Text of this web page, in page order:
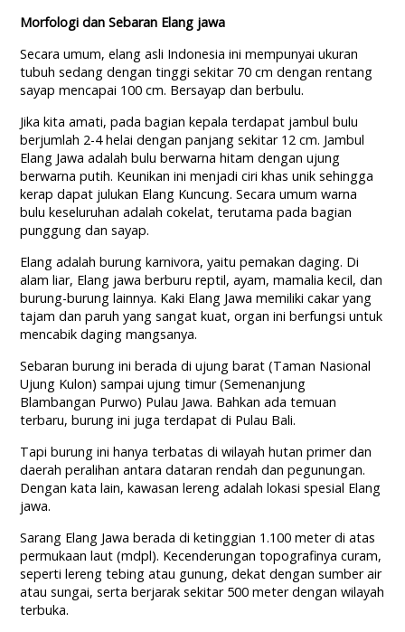
Morfologi dan Sebaran Elang jawa
Secara umum, elang asli Indonesia ini mempunyai ukuran
tubuh sedang dengan tinggi sekitar 70 cm dengan rentang
sayap mencapai 100 cm. Bersayap dan berbulu.
Jika kita amati, pada bagian kepala terdapat jambul bulu
berjumlah 2-4 helai dengan panjang sekitar 12 cm. Jambul
Elang Jawa adalah bulu berwarna hitam dengan ujung
berwarna putih. Keunikan ini menjadi ciri khas unik sehingga
kerap dapat julukan Elang Kuncung. Secara umum warna
bulu keseluruhan adalah cokelat, terutama pada bagian
punggung dan sayap.
Elang adalah burung karnivora, yaitu pemakan daging. Di
alam liar, Elang jawa berburu reptil, ayam, mamalia kecil, dan
burung-burung lainnya. Kaki Elang Jawa memiliki cakar yang
tajam dan paruh yang sangat kuat, organ ini berfungsi untuk
mencabik daging mangsanya.
Sebaran burung ini berada di ujung barat (Taman Nasional
Ujung Kulon) sampai ujung timur (Semenanjung
Blambangan Purwo) Pulau Jawa. Bahkan ada temuan
terbaru, burung ini juga terdapat di Pulau Bali.
Tapi burung ini hanya terbatas di wilayah hutan primer dan
daerah peralihan antara dataran rendah dan pegunungan.
Dengan kata lain, kawasan lereng adalah lokasi spesial Elang
jawa.
Sarang Elang Jawa berada di ketinggian 1.100 meter di atas
permukaan laut (mdpl). Kecenderungan topografinya curam,
seperti lereng tebing atau gunung, dekat dengan sumber air
atau sungai, serta berjarak sekitar 500 meter dengan wilayah
terbuka.